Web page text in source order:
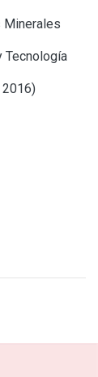
Minerales
Tecnología
2016)